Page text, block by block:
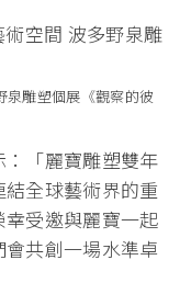
泉雕塑個展《觀察的彼
「麗寶雕塑雙年
全球藝術界的重
受邀與麗寶一起
共創一場水準卓